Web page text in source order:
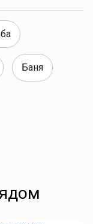
Баня